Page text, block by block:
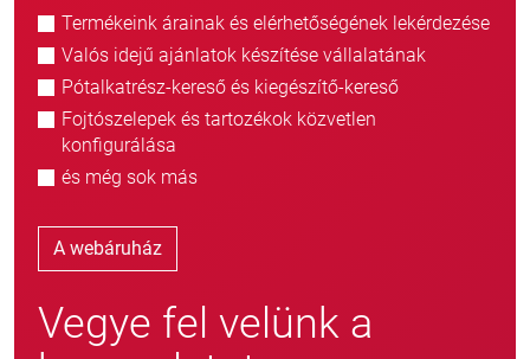
Termékeink árainak és elérhetőségének lekérdezése
Valós idejű ajánlatok készítése vállalatának
Pótalkatrész-kereső és kiegészítő-kereső
Fojtószelepek és tartozékok közvetlen
konfigurálása
és még sok más
A webáruház
Vegye fel velünk a